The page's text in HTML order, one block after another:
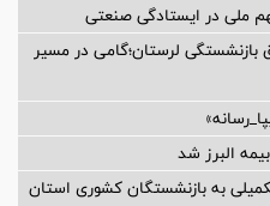
ملی در ایستادگی صنعتی
لرستان؛گامی در مسیر
البرز شد
به بازنشستگان کشوری استان